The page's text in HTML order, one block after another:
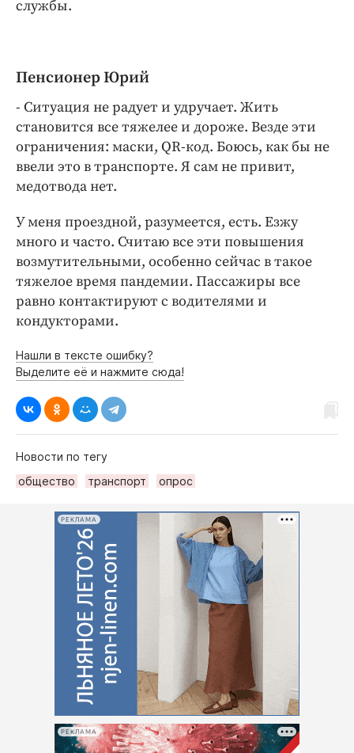
службы.
Пенсионер Юрий
- Ситуация не радует и удручает. Жить
становится все тяжелее и дороже. Везде эти
ограничения: маски, QR-код. Боюсь, как бы не
ввели это в транспорте. Я сам не привит,
медотвода нет.
У меня проездной, разумеется, есть. Езжу
много и часто. Считаю все эти повышения
возмутительными, особенно сейчас в такое
тяжелое время пандемии. Пассажиры все
равно контактируют с водителями и
кондукторами.
Нашли в тексте ошибку?
Выделите её и нажмите сюда!
Новости по тегу
общество
транспорт опрос
РЕКЛАМА
РЕКЛАМА